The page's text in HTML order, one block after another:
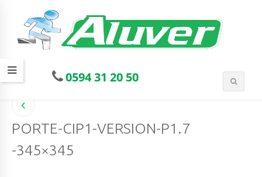
0594 31 20 50
PORTE-CIP1-VERSION-P1.7
-345×345